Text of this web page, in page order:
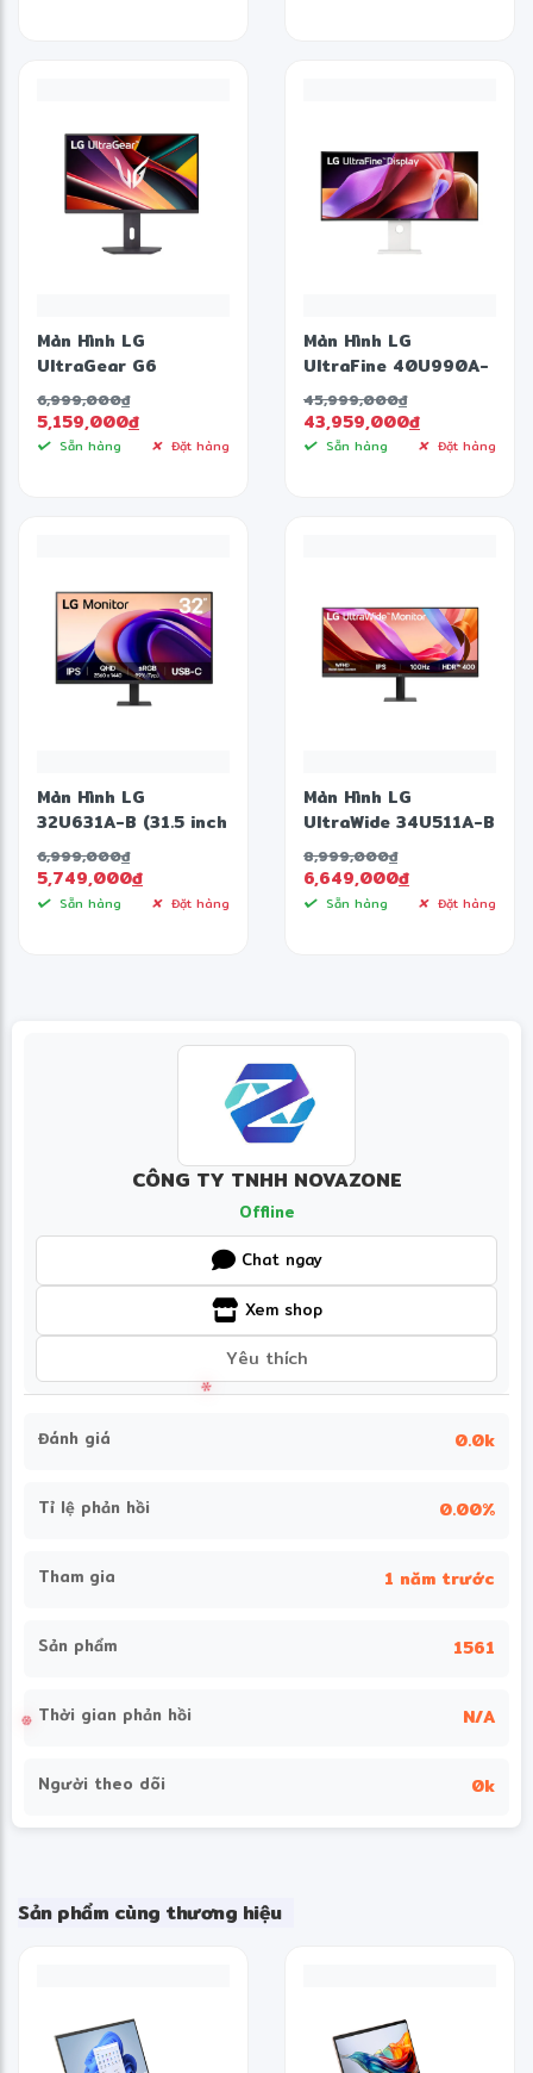
Màn Hình LG
UltraGear G6
27G610A-B (27 inch
- IPS - 2K - 200Hz -
1ms)
6,999,000đ
5,159,000đ
Sẵn hàng Đặt hàng
Màn Hình LG
UltraFine 40U990A-
W ( 39.7 inch - 5K2K
- 120Hz - 5ms -
Nano IPS Black -
45,999,000đ
43,959,000đ
Sẵn hàng Đặt hàng
Màn Hình LG
32U631A-B (31.5 inch
- IPS - QHD - 100Hz
- 5ms)
6,999,000đ
5,749,000đ
Sẵn hàng Đặt hàng
Màn Hình LG
UltraWide 34U511A-B
(34 inch - IPS - WFHD
- 100Hz - 1ms)
8,999,000đ
6,649,000đ
Sẵn hàng Đặt hàng
CÔNG TY TNHH NOVAZONE
Offline
Chat ngay
Xem shop
Yêu thích
Đánh giá 0.0k
Tỉ lệ phản hồi 0.00%
Tham gia 1 năm trước
Sản phẩm 1561
Thời gian phản hồi N/A
Người theo dõi 0k
Sản phẩm cùng thương hiệu